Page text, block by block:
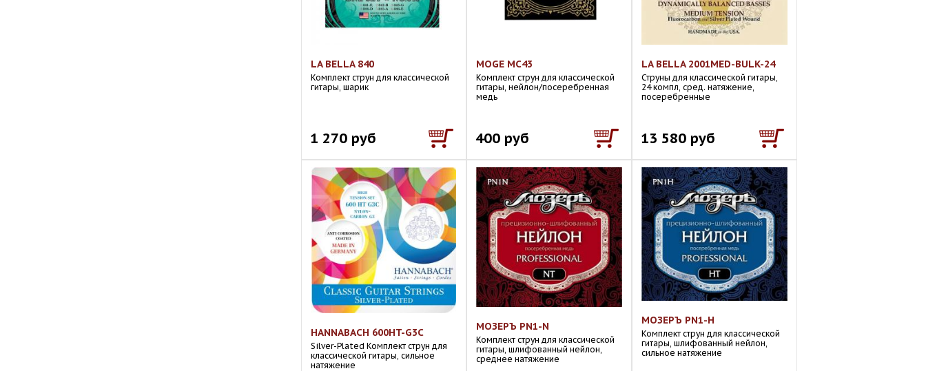
LA BELLA 840
Комплект струн для классической
гитары, шарик
1 270 руб
MOGE MC43
Комплект струн для классической
гитары, нейлон/посеребренная
медь
400 руб
LA BELLA 2001MED-BULK-24
Струны для классической гитары,
24 компл, сред. натяжение,
посеребренные
13 580 руб
HANNABACH 600HT-G3C
Silver-Plated Комплект струн для
классической гитары, сильное
натяжение
МОЗЕРЪ PN1-N
Комплект струн для классической
гитары, шлифованный нейлон,
среднее натяжение
МОЗЕРЪ PN1-H
Комплект струн для классической
гитары, шлифованный нейлон,
сильное натяжение